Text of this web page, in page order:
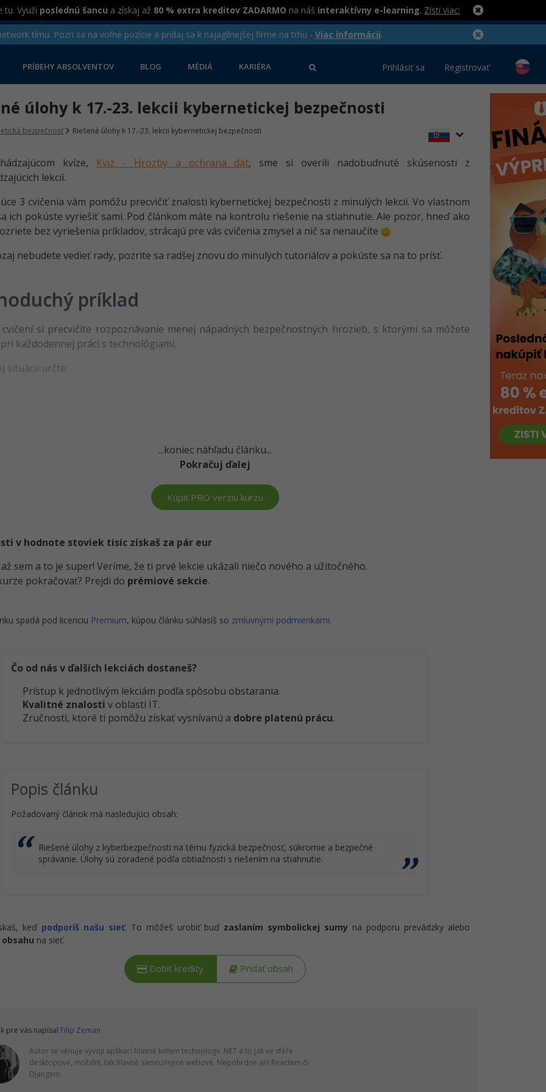
tu. Využi poslednú šancu a získaj až 80 % extra kreditov ZADARMO na náš interaktívny e-learning. Zisti viac:
tímu. Pozri sa na voľné pozície a pridaj sa k najagilnejšej firme na trhu - Viac informácií.
PRÍBEHY ABSOLVENTOV BLOG MÉDIÁ KARIÉRA Prihlásiť sa Registrovať
úlohy k 17.-23. lekcii kybernetickej bezpečnosti
bezpečnosť Riešené úlohy k 17.-23. lekcii kybernetickej bezpečnosti
kvíze, Kvíz - Hrozby a ochrana dát, sme si overili nadobudnuté skúsenosti z
lekcií.
3 cvičenia vám pomôžu precvičiť znalosti kybernetickej bezpečnosti z minulých lekcií. Vo vlastnom
ich pokúste vyriešiť sami. Pod článkom máte na kontrolu riešenie na stiahnutie. Ale pozor, hneď ako
bez vyriešenia príkladov, strácajú pre vás cvičenia zmysel a nič sa nenaučíte
nebudete vedieť rady, pozrite sa radšej znovu do minulých tutoriálov a pokúste sa na to prísť.
príklad
si precvičíte rozpoznávanie menej nápadných bezpečnostných hrozieb, s ktorými sa môžete
každodennej práci s technológiami.
situácii určte:
...koniec náhľadu článku...
Pokračuj ďalej
Kúpiť PRO verziu kurzu
v hodnote stoviek tisíc získaš za pár eur
sem a to je super! Veríme, že ti prvé lekcie ukázali niečo nového a užitočného.
pokračovať? Prejdi do prémiové sekcie.
spadá pod licenciu Premium, kúpou článku súhlasíš so zmluvnými podmienkami.
Čo od nás v ďalších lekciách dostaneš?
Prístup k jednotlivým lekciám podľa spôsobu obstarania.
Kvalitné znalosti v oblasti IT.
Zručnosti, ktoré ti pomôžu získať vysnívanú a dobre platenú prácu.
Popis článku
Požadovaný článok má nasledujúci obsah:
Riešené úlohy z kyberbezpečnosti na tému fyzická bezpečnosť, súkromie a bezpečné
správanie. Úlohy sú zoradené podľa obtiažnosti s riešením na stiahnutie.
keď podporíš našu sieť. To môžeš urobiť buď zaslaním symbolickej sumy na podporu prevádzky alebo
na sieť.
Dobiť kredity Pridať obsah
pre vás napísal Filip Zeman
Autor se věnuje vývoji aplikací hlavně kolem technologií .NET a to jak ve sféře
desktopové, mobilní, tak hlavně samozřejmě webové. Nepohrdne ani Reactem či
Djangem.